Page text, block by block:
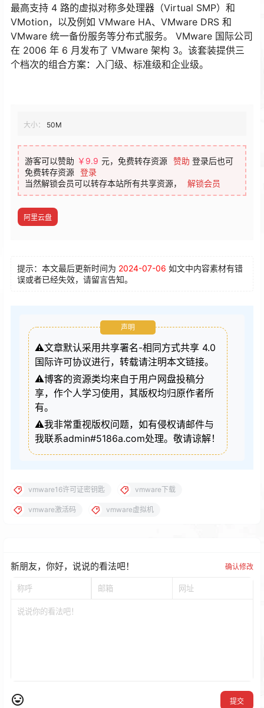
最高支持 4 路的虚拟对称多处理器（Virtual SMP）和
VMotion，以及例如 VMware HA、VMware DRS 和
VMware 统一备份服务等分布式服务。 VMware 国际公司
在 2006 年 6 月发布了 VMware 架构 3。该套装提供三
个档次的组合方案：入门级、标准级和企业级。
大小： 50M
游客可以赞助 ￥9.9 元，免费转存资源 赞助 登录后也可
免费转存资源 登录
当然解锁会员可以转存本站所有共享资源，
解锁会员
阿里云盘
提示：本文最后更新时间为 2024-07-06 如文中内容素材有错
误或者已经失效，请留言告知。
声明
⚠️文章默认采用共享署名-相同方式共享 4.0
国际许可协议进行，转载请注明本文链接。
⚠️博客的资源类均来自于用户网盘投稿分
享，作个人学习使用，其版权均归原作者所
有。
⚠️我非常重视版权问题，如有侵权请邮件与
我联系admin#5186a.com处理。敬请谅解！
vmware16许可证密钥匙 vmware下载
vmware激活码 vmware虚拟机
新朋友，你好，说说的看法吧！ 确认修改
提交